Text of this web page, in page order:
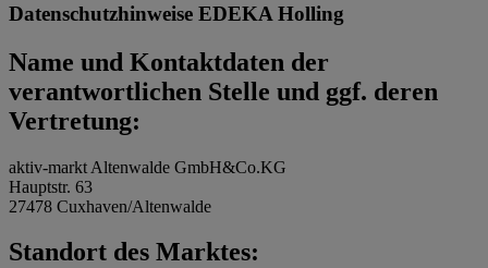
Datenschutzhinweise EDEKA Holling
Name und Kontaktdaten der
verantwortlichen Stelle und ggf. deren
Vertretung:
aktiv-markt Altenwalde GmbH&Co.KG
Hauptstr. 63
27478 Cuxhaven/Altenwalde
Standort des Marktes: